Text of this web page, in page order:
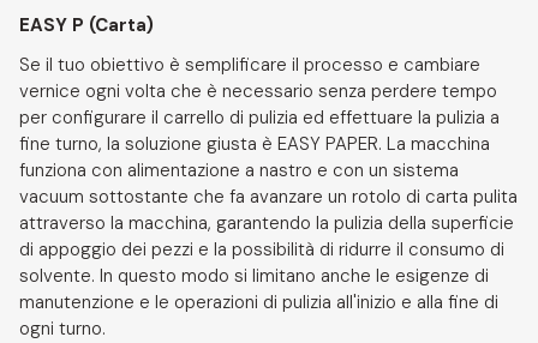
EASY P (Carta)
Se il tuo obiettivo è semplificare il processo e cambiare
vernice ogni volta che è necessario senza perdere tempo
per configurare il carrello di pulizia ed effettuare la pulizia a
fine turno, la soluzione giusta è EASY PAPER. La macchina
funziona con alimentazione a nastro e con un sistema
vacuum sottostante che fa avanzare un rotolo di carta pulita
attraverso la macchina, garantendo la pulizia della superficie
di appoggio dei pezzi e la possibilità di ridurre il consumo di
solvente. In questo modo si limitano anche le esigenze di
manutenzione e le operazioni di pulizia all'inizio e alla fine di
ogni turno.